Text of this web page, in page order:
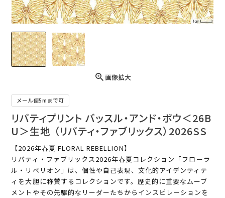
画像拡大
メール便5mまで可
リバティプリント バッスル・アンド・ボウ＜26B
U＞生地 （リバティ・ファブリックス）2026SS
【2026年春夏 FLORAL REBELLION】
リバティ・ファブリックス2026年春夏コレクション「フローラ
ル・リベリオン」は、個性や自己表現、文化的アイデンティテ
ィを大胆に称賛するコレクションです。歴史的に重要なムーブ
メントやその先駆的なリーダーたちからインスピレーションを